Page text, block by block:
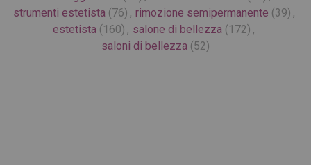
strumenti estetista (76) , rimozione semipermanente (39) ,
estetista (160) , salone di bellezza (172) ,
saloni di bellezza (52)